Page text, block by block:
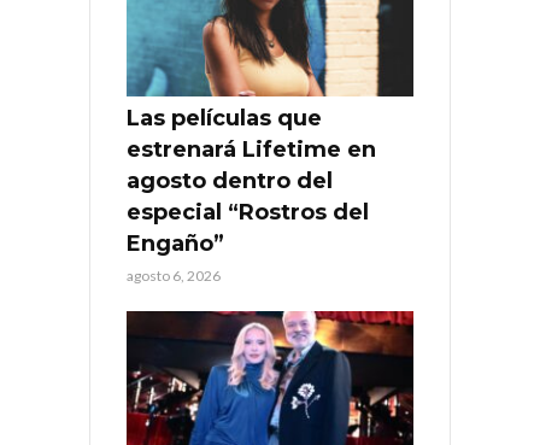
Las películas que
estrenará Lifetime en
agosto dentro del
especial “Rostros del
Engaño”
agosto 6, 2026